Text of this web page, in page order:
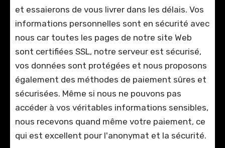
et essaierons de vous livrer dans les délais. Vos
informations personnelles sont en sécurité avec
nous car toutes les pages de notre site Web
sont certifiées SSL, notre serveur est sécurisé,
vos données sont protégées et nous proposons
également des méthodes de paiement sûres et
sécurisées. Même si nous ne pouvons pas
accéder à vos véritables informations sensibles,
nous recevons quand même votre paiement, ce
qui est excellent pour l'anonymat et la sécurité.